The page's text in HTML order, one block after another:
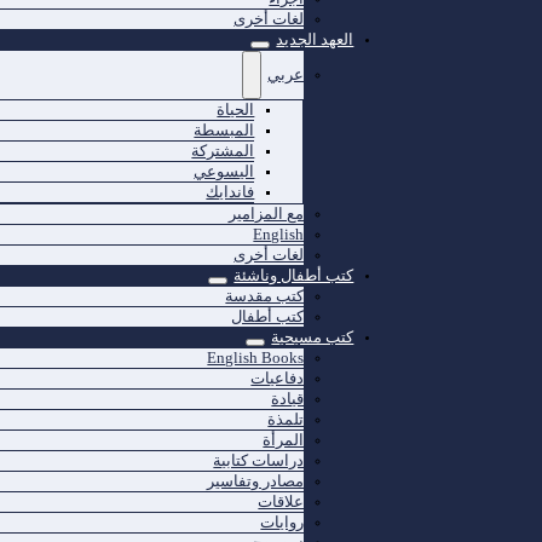
لغات أخرى
العهد الجديد
عربي
الحياة
المبسطة
المشتركة
اليسوعي
فاندايك
مع المزامير
English
لغات أخرى
كتب أطفال وناشئة
كتب مقدسة
كتب أطفال
كتب مسيحية
English Books
دفاعيات
قيادة
تلمذة
المرأة
دراسات كتابية
مصادر وتفاسير
علاقات
روايات